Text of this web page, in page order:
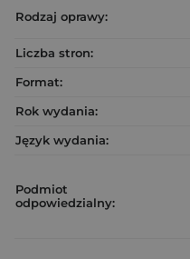
Rodzaj oprawy:
Liczba stron:
Format:
Rok wydania:
Język wydania:
Podmiot
odpowiedzialny: